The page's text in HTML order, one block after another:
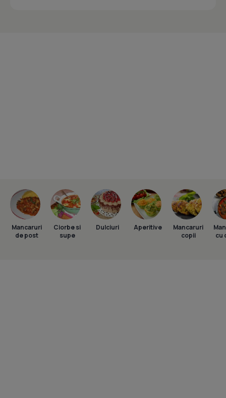
Mancaruri
de post
Ciorbe si
supe
Dulciuri Aperitive
Mancaruri
copii
cu